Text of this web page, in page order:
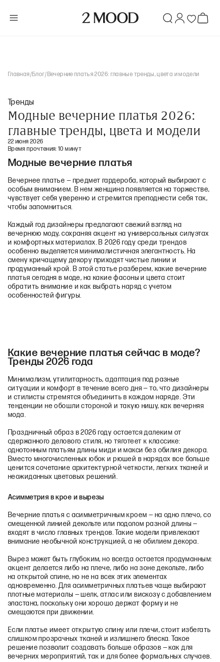
Главная/Блог/ Вечерние платья 2026: главные тренды, цвета и модели
Тренды
Модные вечерние платья 2026:
главные тренды, цвета и модели
22 июня 2026
Время прочтения:10 минут
Модные вечерние платья
Вечернее платье — предмет гардероба, который выбирают с
особым вниманием. В нем женщина появляется на торжестве,
чувствует себя уверенно и стремится преподнести себя так,
чтобы запомниться.
Каждый год дизайнеры предлагают свежий взгляд на
вечернюю моду, сохраняя акцент на универсальных силуэтах
и комфортных материалах. В 2026 году среди трендов
особенно выделяется минималистичная элегантность. На
смену кричащему декору приходят чистые линии и
продуманный крой. В этой статье разберем, какие вечерние
платья сегодня в моде, на какие фасоны и цвета стоит
обратить внимание и как выбрать наряд с учетом
особенностей фигуры.
Какие вечерние платья сейчас в моде?
Тренды 2026 года
Минимализм, утилитарность, адаптация под разные
ситуации и комфорт в течение всего дня — то, что дизайнеры
и стилисты стремятся объединить в каждом наряде. Эти
тенденции не обошли стороной и такую нишу, как вечерняя
мода.
Праздничный образ в 2026 году остается далеким от
сдержанного делового стиля, но тяготеет к классике:
однотонным платьям длины миди и макси без обилия декора.
Вместо многочисленных юбок и рюшей в нарядах все больше
ценится сочетание архитектурной четкости, легких тканей и
неожиданных цветовых решений.
Асимметрия в крое и вырезы
Вечерние платья с асимметричным кроем — на одно плечо, со
смещенной линией декольте или подолом разной длины —
входят в число главных трендов. Такие модели привлекают
внимание необычной конструкцией, а не обилием декора.
Вырез может быть глубоким, но всегда остается продуманным:
акцент делается либо на плече, либо на зоне декольте, либо
на открытой спине, но не на всех этих элементах
одновременно. Для асимметричных платьев чаще выбирают
плотные материалы — шелк, атлас или вискозу с добавлением
эластана, поскольку они хорошо держат форму и не
смещаются при движении.
Если платье имеет открытую спину или плечи, стоит избегать
слишком прозрачных тканей и излишнего блеска. Такое
решение позволит создавать больше образов — как для
вечерних мероприятий, так и для более формальных случаев.